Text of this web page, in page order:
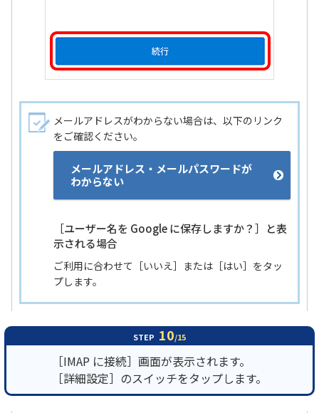
メールアドレスがわからない場合は、以下のリンク
をご確認ください。
メールアドレス・メールパスワードが
わからない
［ユーザー名を Google に保存しますか？］と表
示される場合
ご利用に合わせて［いいえ］または［はい］をタッ
プします。
STEP 10/15
［IMAP に接続］画面が表示されます。
［詳細設定］のスイッチをタップします。